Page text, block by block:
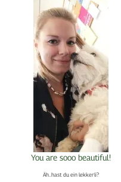
You are sooo beautiful!
Äh..hast du ein lekkerli?